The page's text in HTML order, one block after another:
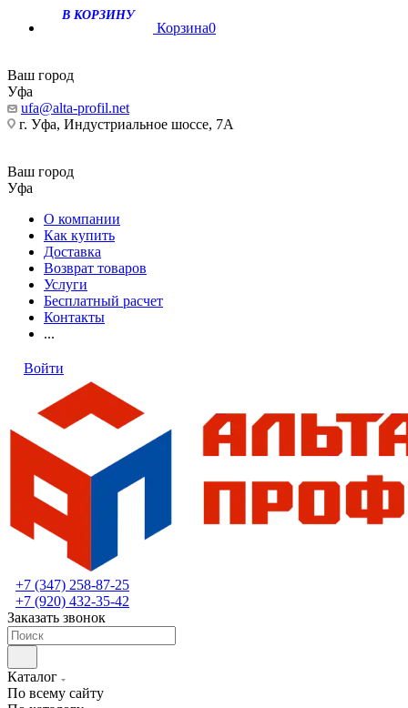
В КОРЗИНУ
Корзина0
Ваш город
Уфа
ufa@alta-profil.net
г. Уфа, Индустриальное шоссе, 7А
Ваш город
Уфа
О компании
Как купить
Доставка
Возврат товаров
Услуги
Бесплатный расчет
Контакты
...
Войти
+7 (347) 258-87-25
+7 (920) 432-35-42
Заказать звонок
Каталог
По всему сайту